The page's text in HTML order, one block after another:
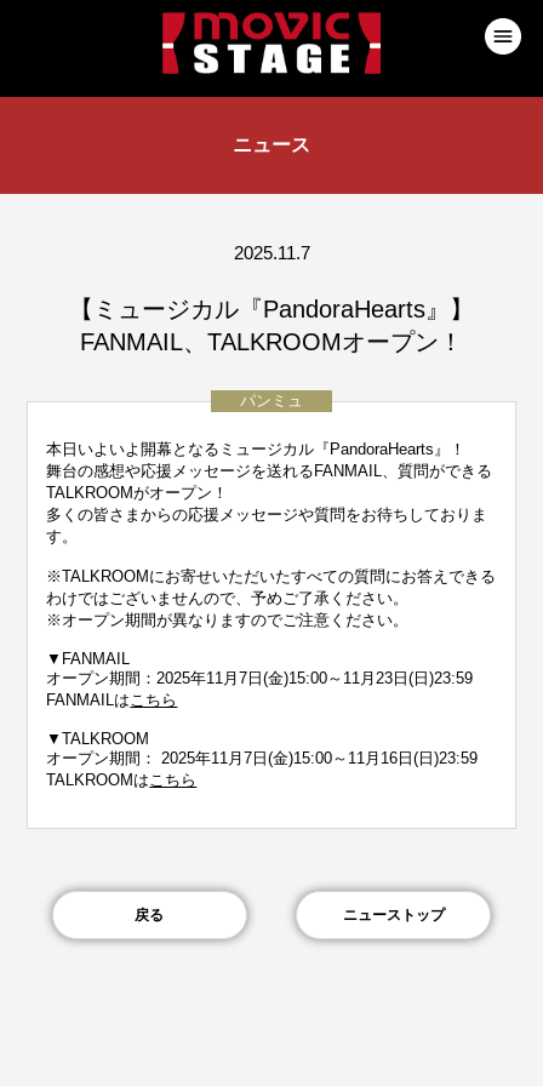
ニュース
2025.11.7
【ミュージカル『PandoraHearts』】
FANMAIL、TALKROOMオープン！
パンミュ
本日いよいよ開幕となるミュージカル『PandoraHearts』！
舞台の感想や応援メッセージを送れるFANMAIL、質問ができる
TALKROOMがオープン！
多くの皆さまからの応援メッセージや質問をお待ちしておりま
す。
※TALKROOMにお寄せいただいたすべての質問にお答えできる
わけではございませんので、予めご了承ください。
※オープン期間が異なりますのでご注意ください。
▼FANMAIL
オープン期間：2025年11月7日(金)15:00～11月23日(日)23:59
FANMAILはこちら
▼TALKROOM
オープン期間： 2025年11月7日(金)15:00～11月16日(日)23:59
TALKROOMはこちら
戻る ニューストップ